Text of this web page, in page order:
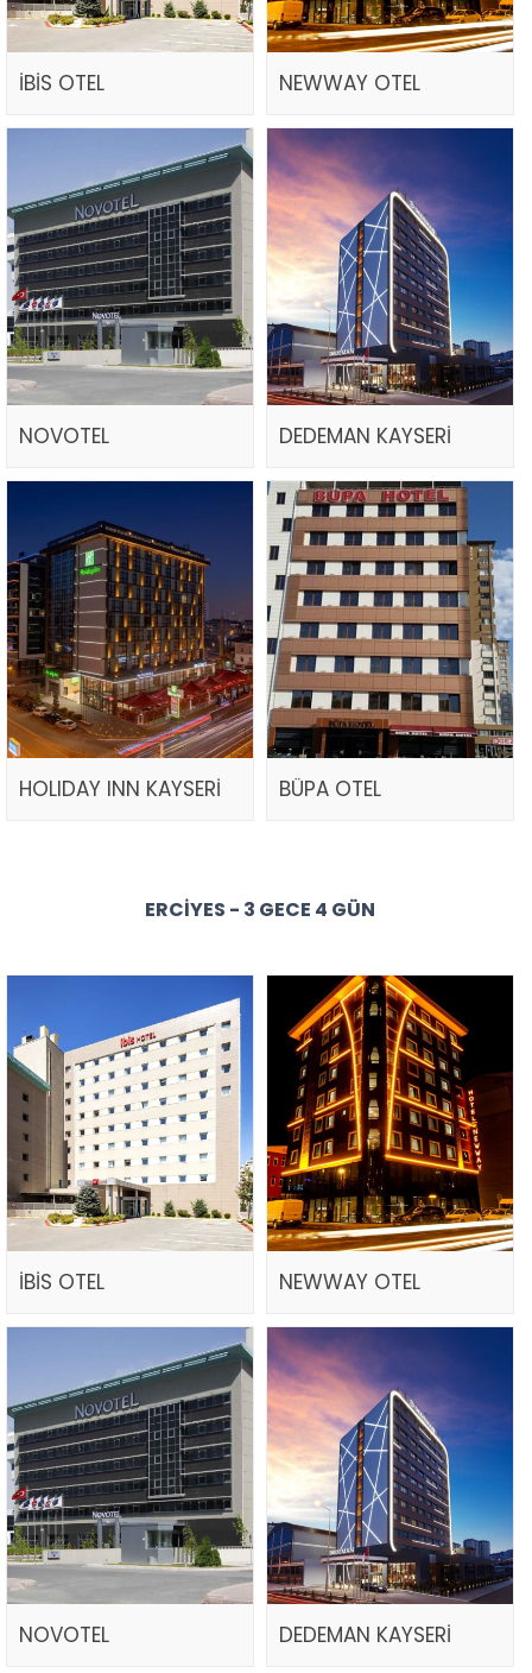
İBİS OTEL NEWWAY OTEL
NOVOTEL DEDEMAN KAYSERİ
HOLIDAY INN KAYSERİ BÜPA OTEL
ERCIYES - 3 GECE 4 GÜN
İBİS OTEL NEWWAY OTEL
NOVOTEL DEDEMAN KAYSERİ